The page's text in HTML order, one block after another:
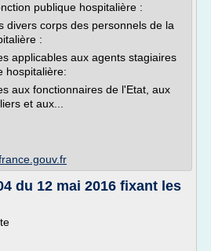
publique hospitalière :
divers corps des personnels de la
:
applicables aux agents stagiaires
hospitalière:
aux fonctionnaires de l'Etat, aux
et aux...
du 12 mai 2016 fixant les